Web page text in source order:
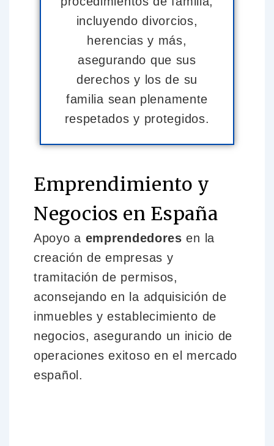
incluyendo divorcios,
herencias y más,
asegurando que sus
derechos y los de su
familia sean plenamente
respetados y protegidos.
Emprendimiento y
Negocios en España
Apoyo a emprendedores en la
creación de empresas y
tramitación de permisos,
aconsejando en la adquisición de
inmuebles y establecimiento de
negocios, asegurando un inicio de
operaciones exitoso en el mercado
español.